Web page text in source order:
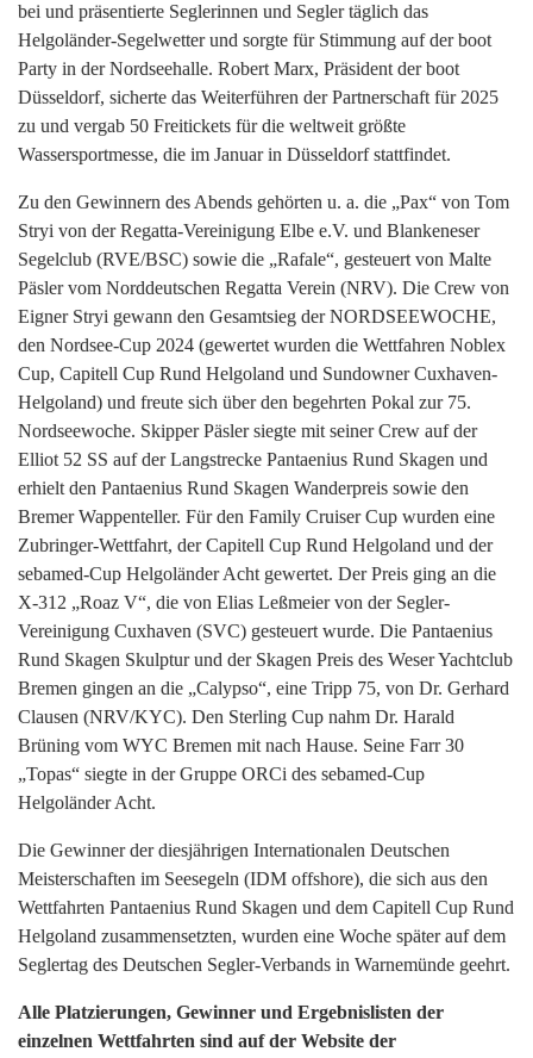
bei und präsentierte Seglerinnen und Segler täglich das
Helgoländer-Segelwetter und sorgte für Stimmung auf der boot
Party in der Nordseehalle. Robert Marx, Präsident der boot
Düsseldorf, sicherte das Weiterführen der Partnerschaft für 2025
zu und vergab 50 Freitickets für die weltweit größte
Wassersportmesse, die im Januar in Düsseldorf stattfindet.
Zu den Gewinnern des Abends gehörten u. a. die „Pax“ von Tom
Stryi von der Regatta-Vereinigung Elbe e.V. und Blankeneser
Segelclub (RVE/BSC) sowie die „Rafale“, gesteuert von Malte
Päsler vom Norddeutschen Regatta Verein (NRV). Die Crew von
Eigner Stryi gewann den Gesamtsieg der NORDSEEWOCHE,
den Nordsee-Cup 2024 (gewertet wurden die Wettfahren Noblex
Cup, Capitell Cup Rund Helgoland und Sundowner Cuxhaven-
Helgoland) und freute sich über den begehrten Pokal zur 75.
Nordseewoche. Skipper Päsler siegte mit seiner Crew auf der
Elliot 52 SS auf der Langstrecke Pantaenius Rund Skagen und
erhielt den Pantaenius Rund Skagen Wanderpreis sowie den
Bremer Wappenteller. Für den Family Cruiser Cup wurden eine
Zubringer-Wettfahrt, der Capitell Cup Rund Helgoland und der
sebamed-Cup Helgoländer Acht gewertet. Der Preis ging an die
X-312 „Roaz V“, die von Elias Leßmeier von der Segler-
Vereinigung Cuxhaven (SVC) gesteuert wurde. Die Pantaenius
Rund Skagen Skulptur und der Skagen Preis des Weser Yachtclub
Bremen gingen an die „Calypso“, eine Tripp 75, von Dr. Gerhard
Clausen (NRV/KYC). Den Sterling Cup nahm Dr. Harald
Brüning vom WYC Bremen mit nach Hause. Seine Farr 30
„Topas“ siegte in der Gruppe ORCi des sebamed-Cup
Helgoländer Acht.
Die Gewinner der diesjährigen Internationalen Deutschen
Meisterschaften im Seesegeln (IDM offshore), die sich aus den
Wettfahrten Pantaenius Rund Skagen und dem Capitell Cup Rund
Helgoland zusammensetzten, wurden eine Woche später auf dem
Seglertag des Deutschen Segler-Verbands in Warnemünde geehrt.
Alle Platzierungen, Gewinner und Ergebnislisten der
einzelnen Wettfahrten sind auf der Website der